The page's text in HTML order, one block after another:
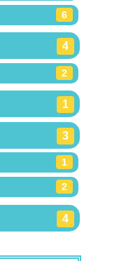
6
4
2
1
3
1
2
4